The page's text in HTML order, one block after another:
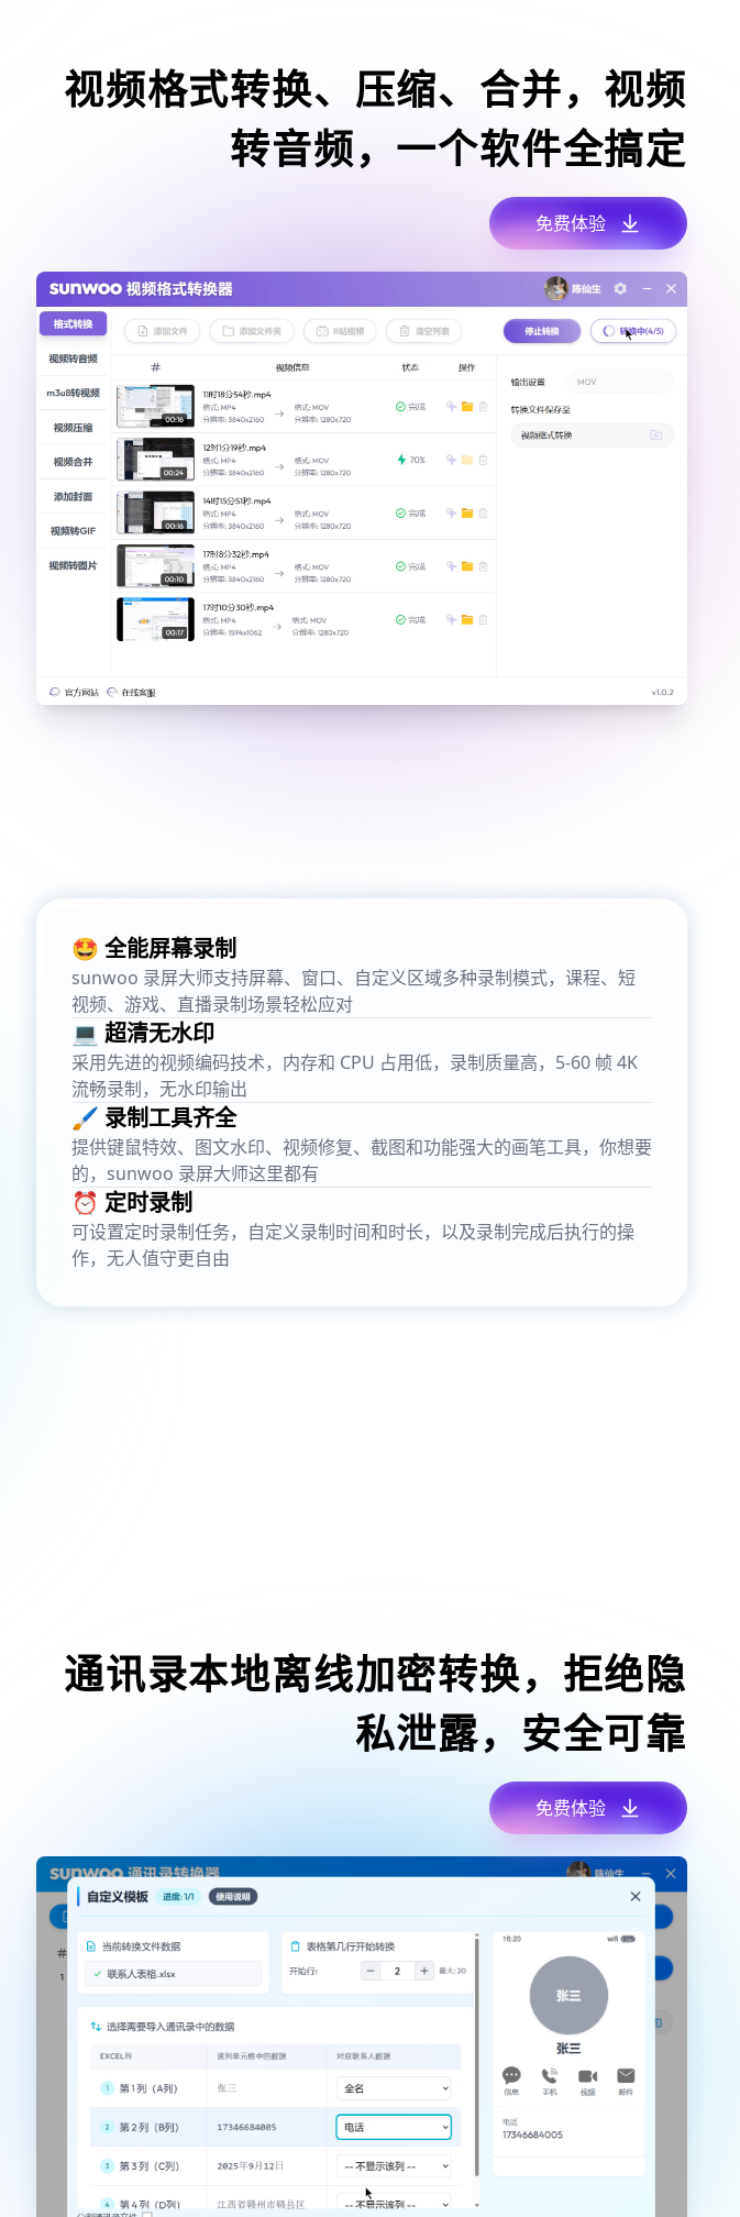
视频格式转换、压缩、合并，视频
转音频，一个软件全搞定
免费体验
🤩 全能屏幕录制
sunwoo 录屏大师支持屏幕、窗口、自定义区域多种录制模式，课程、短
视频、游戏、直播录制场景轻松应对
💻 超清无水印
采用先进的视频编码技术，内存和 CPU 占用低，录制质量高，5-60 帧 4K
流畅录制，无水印输出
🖌️ 录制工具齐全
提供键鼠特效、图文水印、视频修复、截图和功能强大的画笔工具，你想要
的，sunwoo 录屏大师这里都有
⏰ 定时录制
可设置定时录制任务，自定义录制时间和时长，以及录制完成后执行的操
作，无人值守更自由
通讯录本地离线加密转换，拒绝隐
私泄露，安全可靠
免费体验